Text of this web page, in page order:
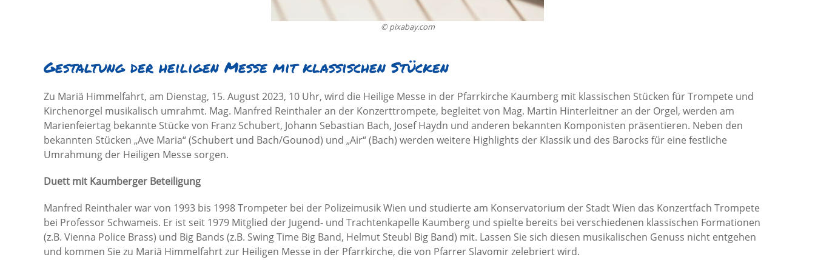
© pixabay.com
Gestaltung der heiligen Messe mit klassischen Stücken
Zu Mariä Himmelfahrt, am Dienstag, 15. August 2023, 10 Uhr, wird die Heilige Messe in der Pfarrkirche Kaumberg mit klassischen Stücken für Trompete und
Kirchenorgel musikalisch umrahmt. Mag. Manfred Reinthaler an der Konzerttrompete, begleitet von Mag. Martin Hinterleitner an der Orgel, werden am
Marienfeiertag bekannte Stücke von Franz Schubert, Johann Sebastian Bach, Josef Haydn und anderen bekannten Komponisten präsentieren. Neben den
bekannten Stücken „Ave Maria“ (Schubert und Bach/Gounod) und „Air“ (Bach) werden weitere Highlights der Klassik und des Barocks für eine festliche
Umrahmung der Heiligen Messe sorgen.
Duett mit Kaumberger Beteiligung
Manfred Reinthaler war von 1993 bis 1998 Trompeter bei der Polizeimusik Wien und studierte am Konservatorium der Stadt Wien das Konzertfach Trompete
bei Professor Schwameis. Er ist seit 1979 Mitglied der Jugend- und Trachtenkapelle Kaumberg und spielte bereits bei verschiedenen klassischen Formationen
(z.B. Vienna Police Brass) und Big Bands (z.B. Swing Time Big Band, Helmut Steubl Big Band) mit. Lassen Sie sich diesen musikalischen Genuss nicht entgehen
und kommen Sie zu Mariä Himmelfahrt zur Heiligen Messe in der Pfarrkirche, die von Pfarrer Slavomir zelebriert wird.